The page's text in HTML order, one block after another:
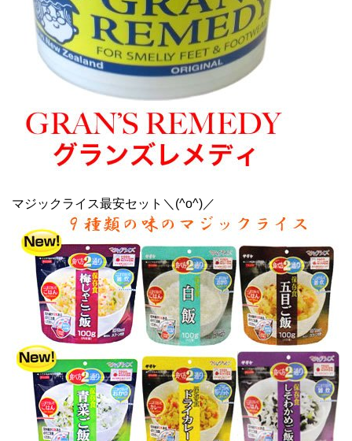
マジックライス最安セット＼(^o^)／